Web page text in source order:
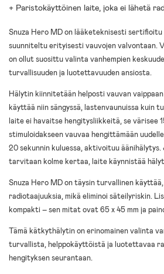
+ Paristokäyttöinen laite, joka ei lähetä
Snuza Hero MD on lääketeknisesti
suunniteltu erityisesti vauvojen valvontaan.
on ollut suosittu valinta vanhempien
turvallisuuden ja luotettavuuden ansiosta.
Hälytin kiinnitetään helposti vauvan
käyttää niin sängyssä, lastenvaunuissa kuin
laite ei havaitse hengitysliikkeitä, se värisee
stimuloidakseen vauvaa hengittämään
20 sekunnin kuluessa, aktivoituu
tarvitaan kolme kertaa, laite käynnistää
Snuza Hero MD on täysin turvallinen
radiotaajuuksia, mikä eliminoi säteilyriskin.
kompakti – sen mitat ovat 65 x 45 mm ja
Tämä kätkythälytin on erinomainen valinta
turvallista, helppokäyttöistä ja luotettavaa
hengityksen seurantaan.